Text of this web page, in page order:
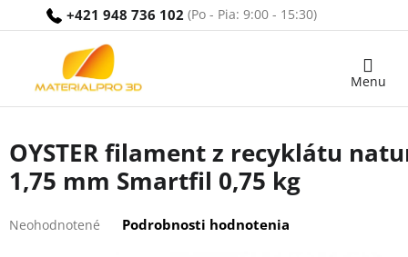
+421 948 736 102
Nákupný
OYSTER filament z recyklátu
1,75 mm Smartfil 0,75 kg
hodnotenie
Neohodnotené Podrobnosti hodnotenia